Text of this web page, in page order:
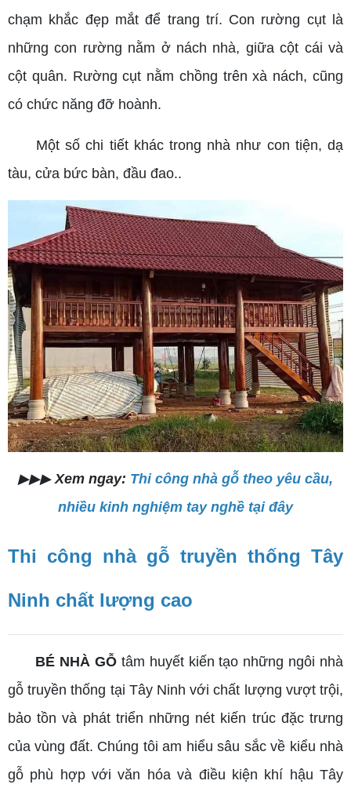
chạm khắc đẹp mắt để trang trí. Con rường cụt là
những con rường nằm ở nách nhà, giữa cột cái và
cột quân. Rường cụt nằm chồng trên xà nách, cũng
có chức năng đỡ hoành.
Một số chi tiết khác trong nhà như con tiện, dạ
tàu, cửa bức bàn, đầu đao..
▶▶▶ Xem ngay: Thi công nhà gỗ theo yêu cầu,
nhiều kinh nghiệm tay nghề tại đây
Thi công nhà gỗ truyền thống Tây
Ninh chất lượng cao
BÉ NHÀ GỖtâm huyết kiến tạo những ngôi nhà
gỗ truyền thống tại Tây Ninh với chất lượng vượt trội,
bảo tồn và phát triển những nét kiến trúc đặc trưng
của vùng đất. Chúng tôi am hiểu sâu sắc về kiểu nhà
gỗ phù hợp với văn hóa và điều kiện khí hậu Tây